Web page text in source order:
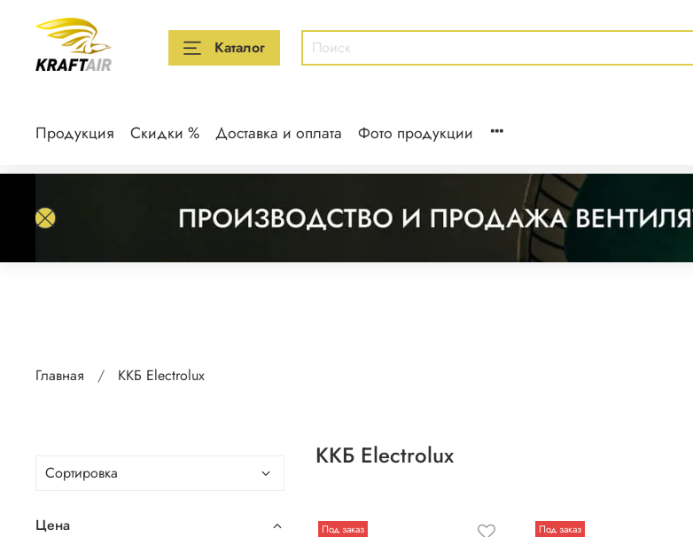
Каталог
Продукция Скидки % Доставка и оплата Фото продукции
Главная ККБ Electrolux
ККБ Electrolux
Под заказ Под заказ
Цена